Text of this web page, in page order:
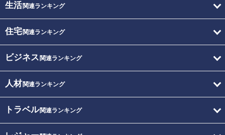
生活関連ランキング
住宅関連ランキング
ビジネス 関連ランキング
人材関連ランキング
トラベル関連ランキング